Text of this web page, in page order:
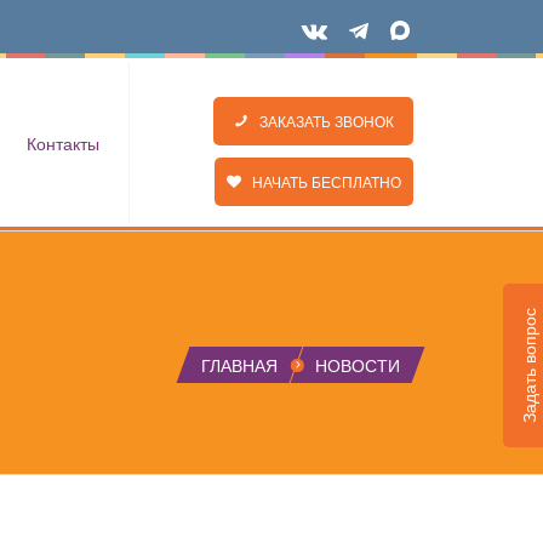
Контакты
ЗАКАЗАТЬ ЗВОНОК
НАЧАТЬ БЕСПЛАТНО
ГЛАВНАЯ НОВОСТИ Задать вопрос